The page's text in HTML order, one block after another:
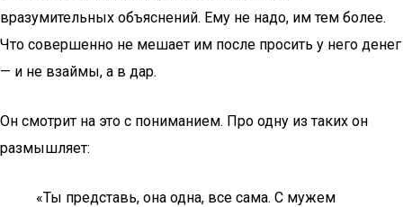
вразумительных объяснений. Ему не надо, им тем более.
Что совершенно не мешает им после просить у него денег
— и не взаймы, а в дар.
Он смотрит на это с пониманием. Про одну из таких он
размышляет:
«Ты представь, она одна, все сама. С мужем